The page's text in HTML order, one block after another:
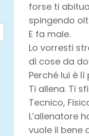
forse ti
spingendo
E fa male.
Lo vorresti
di cose da
Perché lui è
Ti allena. Ti
Tecnico,
L’allenatore
vuole il bene